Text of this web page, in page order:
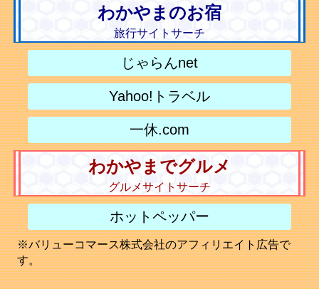
わかやまのお宿
旅行サイトサーチ
じゃらんnet
Yahoo!トラベル
一休.com
わかやまでグルメ
グルメサイトサーチ
ホットペッパー
※バリューコマース株式会社のアフィリエイト広告で
す。